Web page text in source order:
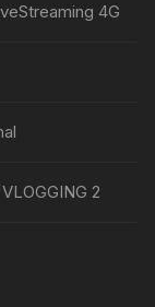
4G
2